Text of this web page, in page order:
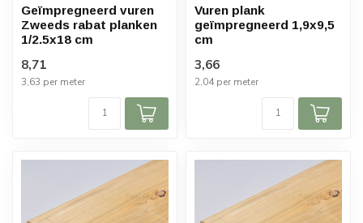
Geïmpregneerd vuren
Zweeds rabat planken
1/2.5x18 cm
8,71
3,63 per meter
Vuren plank
geïmpregneerd 1,9x9,5
cm
3,66
2,04 per meter